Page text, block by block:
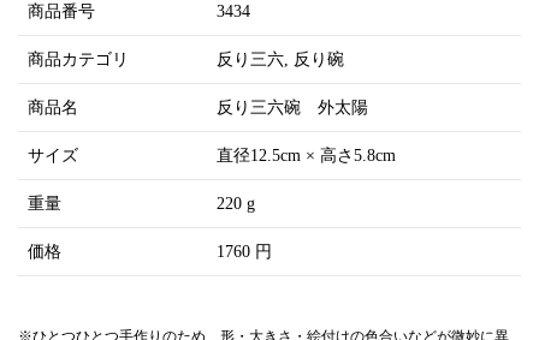
商品番号 3434
商品カテゴリ 反り三六 反り碗
商品名 反り三六碗 外太陽
サイズ 直径12.5cm × 高さ5.8cm
重量 220 g
価格 1760 円
※ひとつひとつ手作りのため、形・大きさ・絵付けの色合いなどが微妙に異